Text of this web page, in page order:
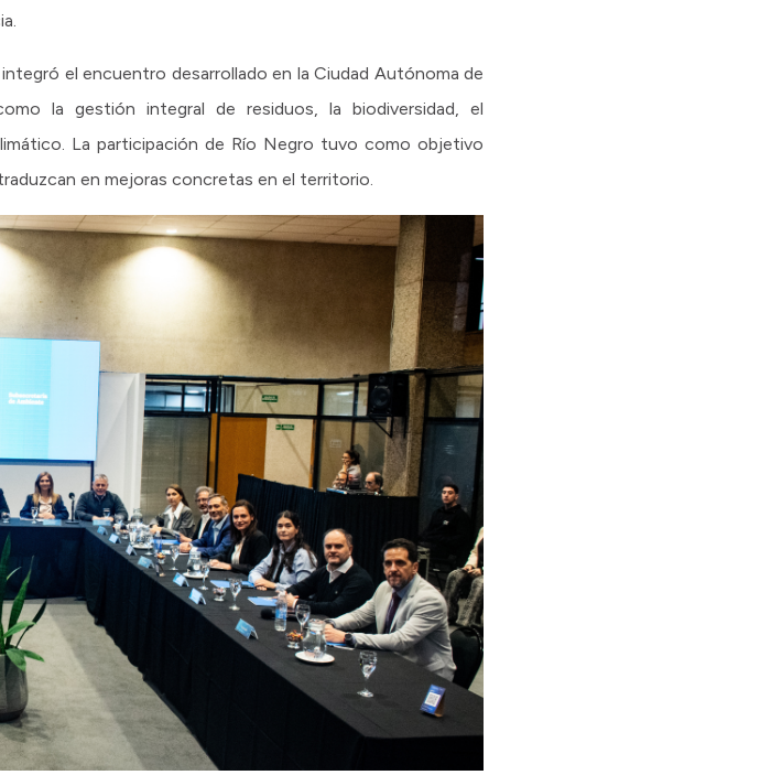
el encuentro desarrollado en la Ciudad Autónoma de
la gestión integral de residuos, la biodiversidad, el
La participación de Río Negro tuvo como objetivo
en mejoras concretas en el territorio.